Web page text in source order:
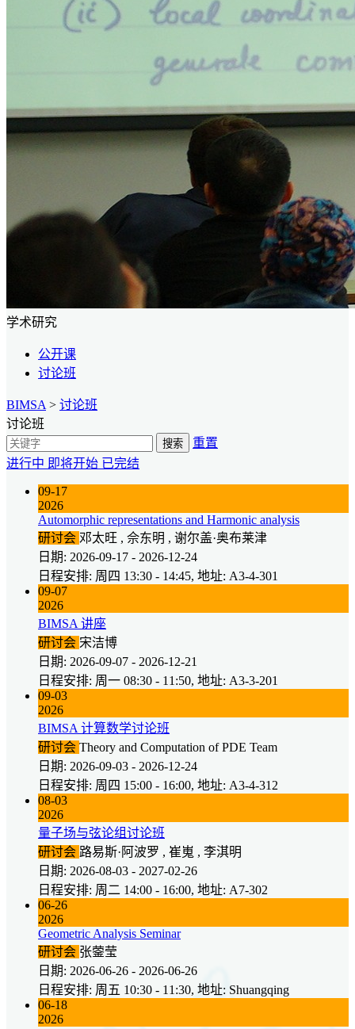
学术研究
公开课
讨论班
BIMSA > 讨论班
讨论班
搜索
重置
进行中 即将开始 已完结
09-17
2026
Automorphic representations and Harmonic analysis
研讨会 邓太旺 , 佘东明 , 谢尔盖·奥布莱津
日期: 2026-09-17 - 2026-12-24
日程安排: 周四 13:30 - 14:45, 地址: A3-4-301
09-07
2026
BIMSA 讲座
研讨会 宋洁博
日期: 2026-09-07 - 2026-12-21
日程安排: 周一 08:30 - 11:50, 地址: A3-3-201
09-03
2026
BIMSA 计算数学讨论班
研讨会 Theory and Computation of PDE Team
日期: 2026-09-03 - 2026-12-24
日程安排: 周四 15:00 - 16:00, 地址: A3-4-312
08-03
2026
量子场与弦论组讨论班
研讨会 路易斯·阿波罗 , 崔嵬 , 李淇明
日期: 2026-08-03 - 2027-02-26
日程安排: 周二 14:00 - 16:00, 地址: A7-302
06-26
2026
Geometric Analysis Seminar
研讨会 张蓥莹
日期: 2026-06-26 - 2026-06-26
日程安排: 周五 10:30 - 11:30, 地址: Shuangqing
06-18
2026